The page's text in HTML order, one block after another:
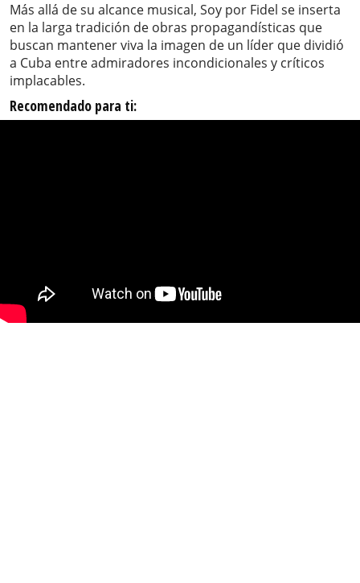
Más allá de su alcance musical, Soy por Fidel se inserta
en la larga tradición de obras propagandísticas que
buscan mantener viva la imagen de un líder que dividió
a Cuba entre admiradores incondicionales y críticos
implacables.
Recomendado para ti: